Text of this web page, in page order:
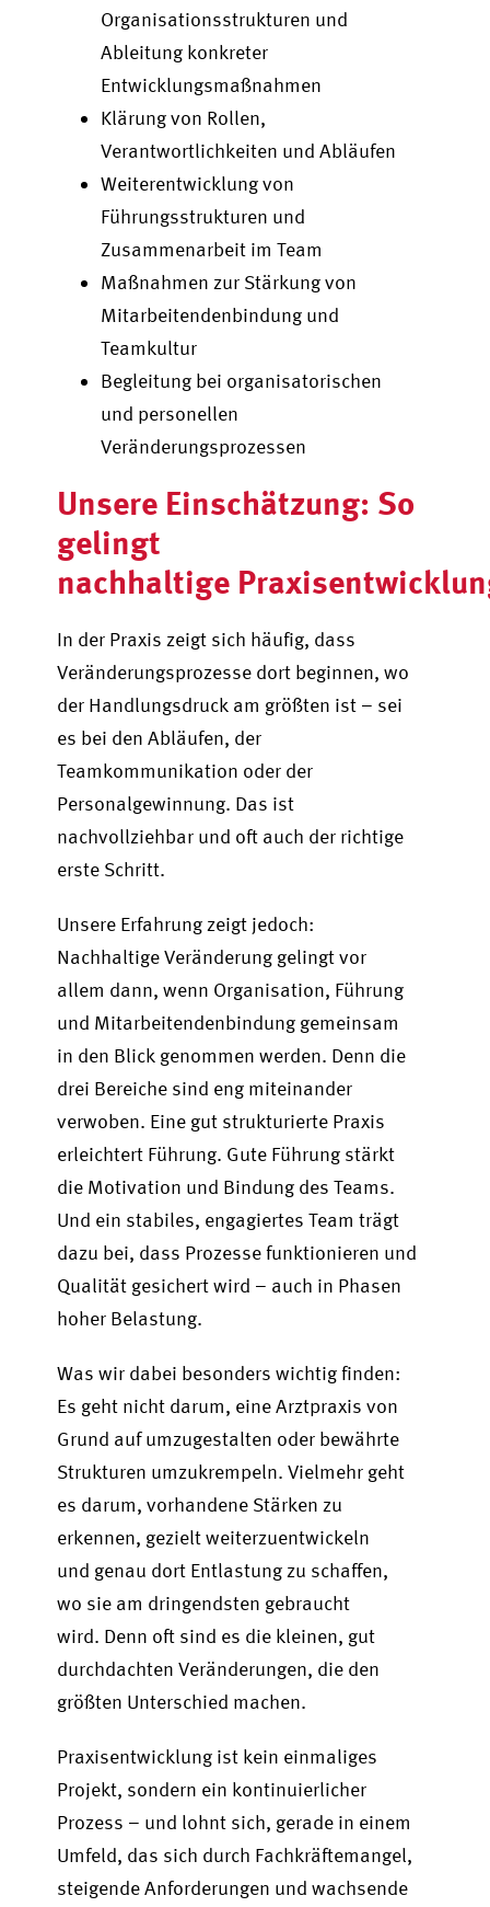
Organisationsstrukturen und
Ableitung konkreter
Entwicklungsmaßnahmen
Klärung von Rollen,
Verantwortlichkeiten und Abläufen
Weiterentwicklung von
Führungsstrukturen und
Zusammenarbeit im Team
Maßnahmen zur Stärkung von
Mitarbeitendenbindung und
Teamkultur
Begleitung bei organisatorischen
und personellen
Veränderungsprozessen
Unsere Einschätzung: So
gelingt
nachhaltige
In der Praxis zeigt sich häufig, dass
Veränderungsprozesse dort beginnen, wo
der Handlungsdruck am größten ist – sei
es bei den Abläufen, der
Teamkommunikation oder der
Personalgewinnung. Das ist
nachvollziehbar und oft auch der richtige
erste Schritt.
Unsere Erfahrung zeigt jedoch:
Nachhaltige Veränderung gelingt vor
allem dann, wenn Organisation, Führung
und Mitarbeitendenbindung gemeinsam
in den Blick genommen werden. Denn die
drei Bereiche sind eng miteinander
verwoben. Eine gut strukturierte Praxis
erleichtert Führung. Gute Führung stärkt
die Motivation und Bindung des Teams.
Und ein stabiles, engagiertes Team trägt
dazu bei, dass Prozesse funktionieren und
Qualität gesichert wird – auch in Phasen
hoher Belastung.
Was wir dabei besonders wichtig finden:
Es geht nicht darum, eine Arztpraxis von
Grund auf umzugestalten oder bewährte
Strukturen umzukrempeln. Vielmehr geht
es darum, vorhandene Stärken zu
erkennen, gezielt weiterzuentwickeln
und genau dort Entlastung zu schaffen,
wo sie am dringendsten gebraucht
wird. Denn oft sind es die kleinen, gut
durchdachten Veränderungen, die den
größten Unterschied machen.
Praxisentwicklung ist kein einmaliges
Projekt, sondern ein kontinuierlicher
Prozess – und lohnt sich, gerade in einem
Umfeld, das sich durch Fachkräftemangel,
steigende Anforderungen und wachsende